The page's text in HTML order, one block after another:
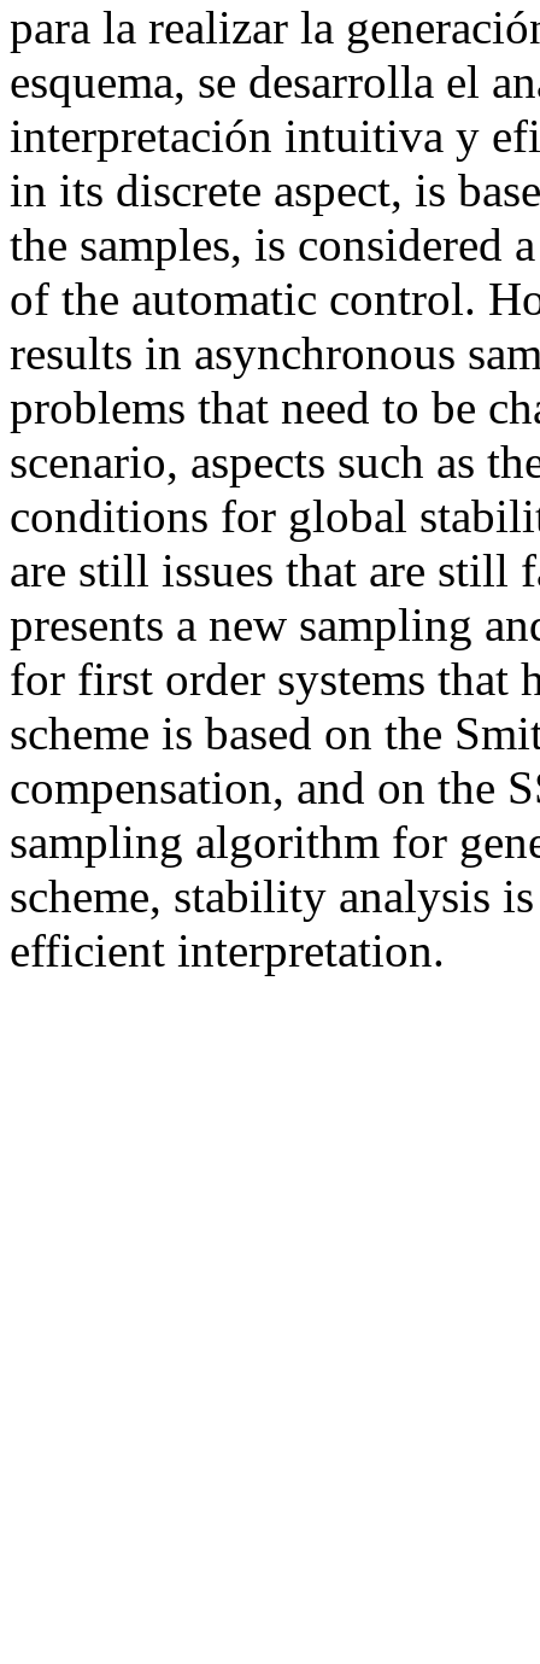
para la realizar la
esquema, se desarrolla el
interpretación intuitiva y
in its discrete aspect, is
the samples, is considered
of the automatic control.
results in asynchronous
problems that need to be
scenario, aspects such as
conditions for global
are still issues that are still
presents a new sampling
for first order systems that
scheme is based on the
compensation, and on the
sampling algorithm for
scheme, stability analysis
efficient interpretation.